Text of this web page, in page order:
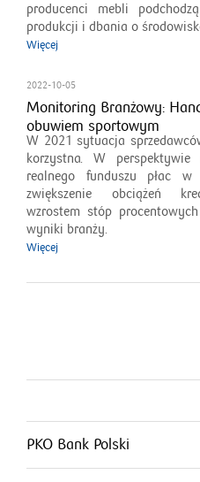
producenci mebli
produkcji i dbania o
Więcej
2022-10-05
Monitoring Branżowy:
obuwiem sportowym
W 2021 sytuacja
korzystna. W perspektywie
realnego funduszu płac
zwiększenie obciążeń
wzrostem stóp
wyniki branży.
Więcej
PKO Bank Polski